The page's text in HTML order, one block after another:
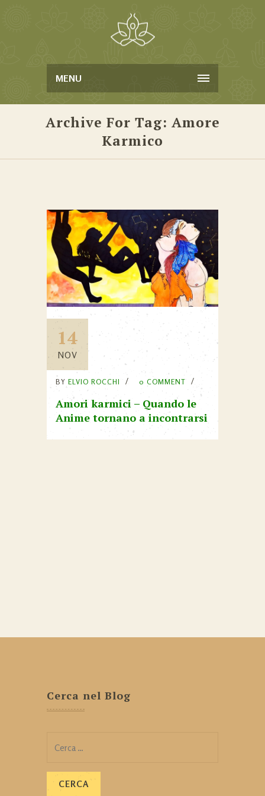
MENU
Archive For Tag: Amore
Karmico
14
NOV
BY ELVIO ROCCHI 0 COMMENT
Amori karmici – Quando le
Anime tornano a incontrarsi
Cerca nel Blog